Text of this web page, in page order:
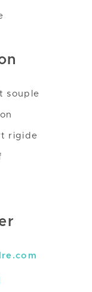
souple
rigide